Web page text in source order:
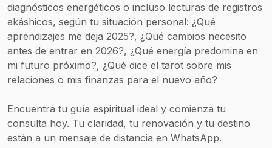
diagnósticos energéticos o incluso lecturas de registros
akáshicos, según tu situación personal: ¿Qué
aprendizajes me deja 2025?, ¿Qué cambios necesito
antes de entrar en 2026?, ¿Qué energía predomina en
mi futuro próximo?, ¿Qué dice el tarot sobre mis
relaciones o mis finanzas para el nuevo año?
Encuentra tu guía espiritual ideal y comienza tu
consulta hoy. Tu claridad, tu renovación y tu destino
están a un mensaje de distancia en WhatsApp.